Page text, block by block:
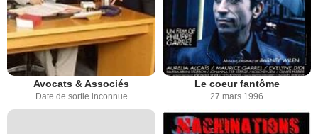
Avocats & Associés
Date de sortie inconnue
Le coeur fantôme
27 mars 1996